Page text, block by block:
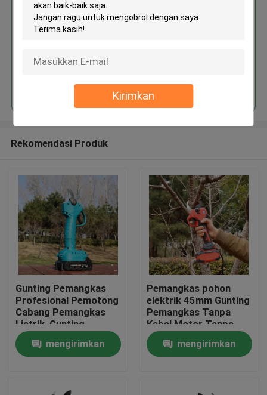
Kirimkan
Rumah
Produk
Pemangkas Listrik Gunting
Pemangkas Listrik Diameter
Terus
Rekomendasi Produk
Gunting Pemangkas
Profesional Pemotong
Cabang Pemangkas
Listrik, Gunting
Pemangkas Tanpa
Kabel 25V Tanpa Sikat
mengirimkan
Pemangkas pohon
elektrik 45mm Gunting
Pemangkas Tanpa
Kabel Motor Tanpa
Sikat untuk
Penggunaan di Kebun
mengirimkan